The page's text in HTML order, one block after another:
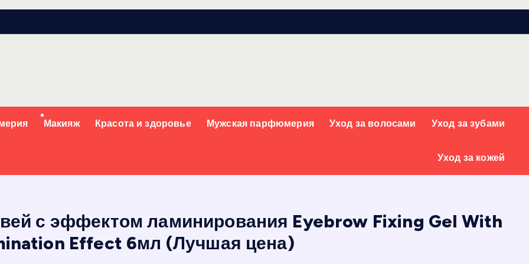
Макияж Красота и здоровье Мужская парфюмерия Уход за волосами Уход за зубами
Уход за кожей
с эффектом ламинирования Eyebrow Fixing Gel With
Effect 6мл (Лучшая цена)